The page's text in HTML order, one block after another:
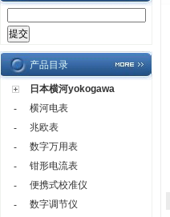
产品目录
日本横河yokogawa
-
横河电表
-
兆欧表
-
数字万用表
-
钳形电流表
-
便携式校准仪
-
数字调节仪